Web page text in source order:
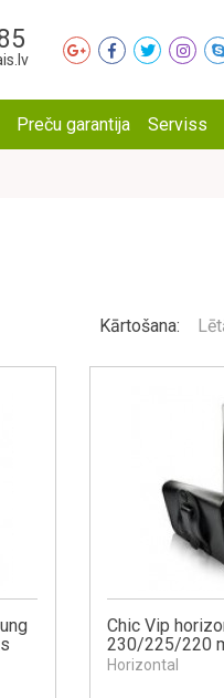
Preču garantija Serviss
Kārtošana:
Chic Vip
230/225/220
Horizontal